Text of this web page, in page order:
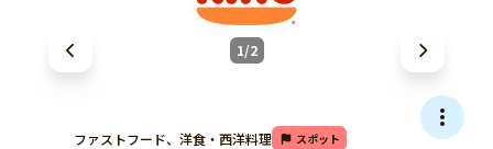
1/2
ファストフード、洋食・西洋料理 スポット